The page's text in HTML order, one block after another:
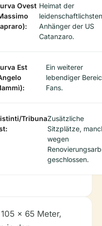
Ovest Heimat der
Anhänger der US
Catanzaro.
Est
Ein weiterer
lebendiger
Fans.
TribunaZusätzliche
Sitzplätze,
wegen
geschlossen.
x 65 Meter,